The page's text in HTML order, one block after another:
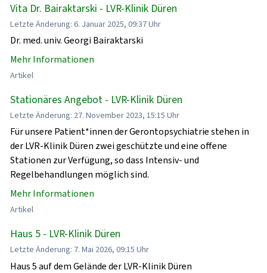
Vita Dr. Bairaktarski - LVR-Klinik Düren
Letzte Änderung: 6. Januar 2025, 09:37 Uhr
Dr. med. univ. Georgi Bairaktarski
Mehr Informationen
Artikel
Stationäres Angebot - LVR-Klinik Düren
Letzte Änderung: 27. November 2023, 15:15 Uhr
Für unsere Patient*innen der Gerontopsychiatrie stehen in
der LVR-Klinik Düren zwei geschützte und eine offene
Stationen zur Verfügung, so dass Intensiv- und
Regelbehandlungen möglich sind.
Mehr Informationen
Artikel
Haus 5 - LVR-Klinik Düren
Letzte Änderung: 7. Mai 2026, 09:15 Uhr
Haus 5 auf dem Gelände der LVR-Klinik Düren